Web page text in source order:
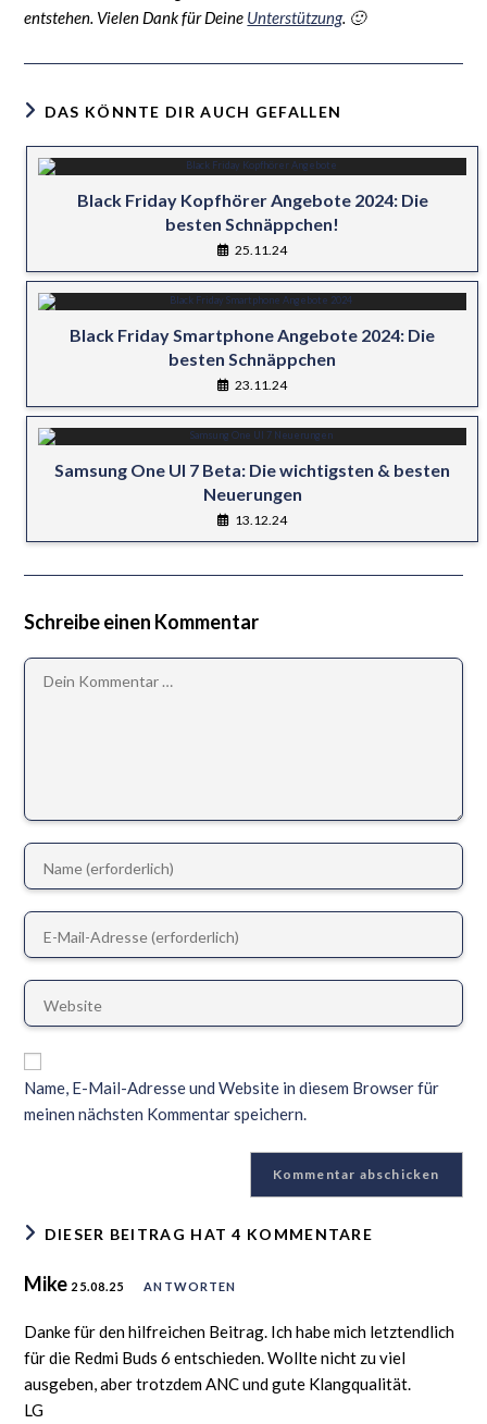
entstehen. Vielen Dank für Deine Unterstützung. 🙂
DAS KÖNNTE DIR AUCH GEFALLEN
Black Friday Kopfhörer Angebote 2024: Die
besten Schnäppchen!
25.11.24
Black Friday Smartphone Angebote 2024: Die
besten Schnäppchen
23.11.24
Samsung One UI 7 Beta: Die wichtigsten & besten
Neuerungen
13.12.24
Schreibe einen Kommentar
Name, E-Mail-Adresse und Website in diesem Browser für
meinen nächsten Kommentar speichern.
DIESER BEITRAG HAT 4 KOMMENTARE
Mike 25.08.25 ANTWORTEN
Danke für den hilfreichen Beitrag. Ich habe mich letztendlich
für die Redmi Buds 6 entschieden. Wollte nicht zu viel
ausgeben, aber trotzdem ANC und gute Klangqualität.
LG